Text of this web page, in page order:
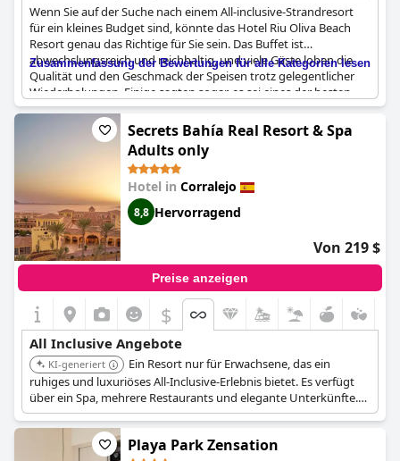
Wenn Sie auf der Suche nach einem All-inclusive-Strandresort
für ein kleines Budget sind, könnte das Hotel Riu Oliva Beach
Resort genau das Richtige für Sie sein. Das Buffet ist
abwechslungsreich und reichhaltig, und viele Gäste loben die
Qualität und den Geschmack der Speisen trotz gelegentlicher
Wiederholungen. Einige sagten sogar, es sei eines der besten,
das sie je in einem All-inclusive-Hotel hatten. Die Getränke sind
reichlich vorhanden, und einige Gäste schwärmen von der
Qualität des Alkohols. Für den Preis ist der All-inclusive-Service
ein gutes Preis-Leistungs-Verhältnis, da die Gäste bemerkten,
dass alles im Preis inbegriffen war und es keine Überraschungen
gab. Obwohl einige Gäste die Zimmer als etwas älter und die
Betten als unbequem empfanden, betonten sie, dass die
Sauberkeit erstklassig war. Für diejenigen, die ein Upgrade vom
Buffet wünschen, gibt es zwei Spezialitätenrestaurants vor Ort,
für die allerdings eine Reservierung erforderlich ist, da sie sich
schnell füllen. Alles in allem ist dasHotel Riu Oliva Beach Resort -
ideal für Reisende, die einen Strandurlaub mit allen
Annehmlichkeiten genießen möchten.
Zusammenfassung der Bewertungen für alle Kategorien lesen
Secrets Bahía Real Resort & Spa
Adults only
Hotel in Corralejo
8,8 Hervorragend
Von 219 $
Preise anzeigen
$
All Inclusive Angebote
KI-generiert
Ein Resort nur für Erwachsene, das ein
ruhiges und luxuriöses All-Inclusive-Erlebnis bietet. Es verfügt
über ein Spa, mehrere Restaurants und elegante Unterkünfte.
Bekannt für seinen Fokus auf Entspannung und
anspruchsvolles Ambiente.
Playa Park Zensation